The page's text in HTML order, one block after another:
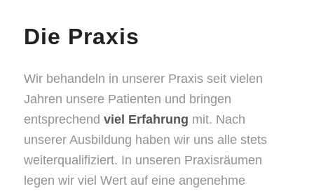
Die Praxis
Wir behandeln in unserer Praxis seit vielen
Jahren unsere Patienten und bringen
entsprechend viel Erfahrung mit. Nach
unserer Ausbildung haben wir uns alle stets
weiterqualifiziert. In unseren Praxisräumen
legen wir viel Wert auf eine angenehme